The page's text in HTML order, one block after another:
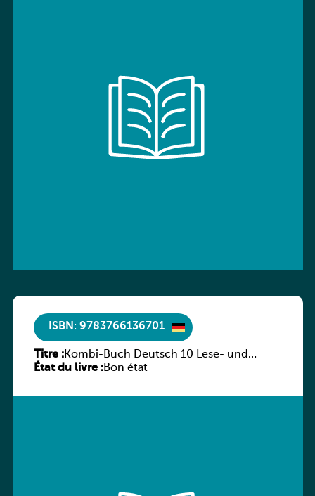
ISBN: 9783766136701
Titre :Kombi-Buch Deutsch 10 Lese- und
Sprachbuch
État du livre :Bon état